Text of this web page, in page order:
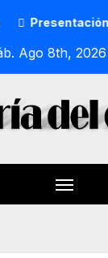
oficial
Ago 8th, 2026